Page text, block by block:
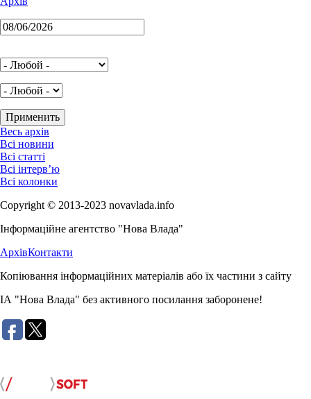
Весь архів
Всі новини
Всі статті
Всі інтерв’ю
Всі колонки
Copyright © 2013-2023 novavlada.info
Інформаційне агентство "Нова Влада"
АрхівКонтакти
Копіювання інформаційних матеріалів або їх частини з сайту
ІА "Нова Влада" без активного посилання заборонене!